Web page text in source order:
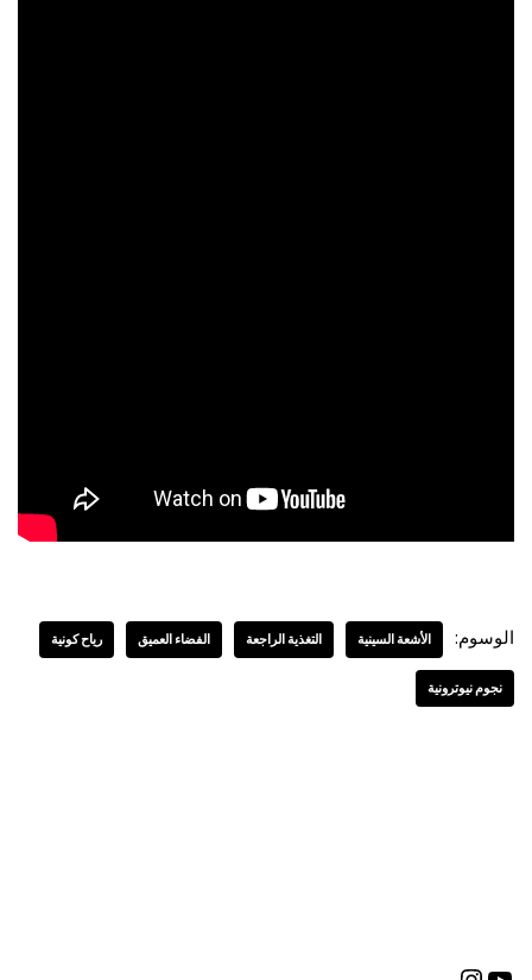
الوسوم: الأشعة السينية التغذية الراجعة الفضاء العميق رياح كونية
نجوم نيوترونية